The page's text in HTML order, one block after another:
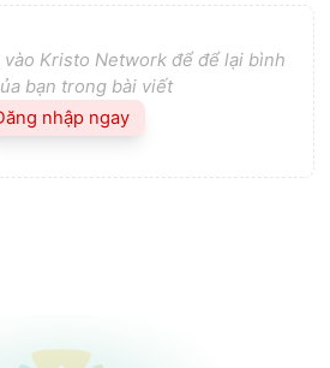
Kristo Network để để lại bình
bạn trong bài viết
nhập ngay